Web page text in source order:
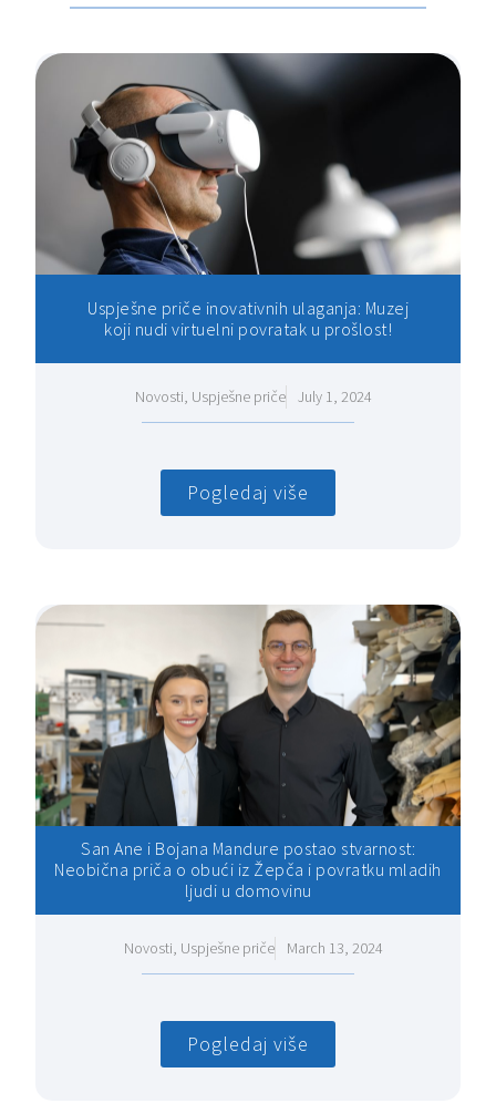
Uspješne priče inovativnih ulaganja: Muzej
koji nudi virtuelni povratak u prošlost!
Novosti, Uspješne priče July 1, 2024
Pogledaj više
San Ane i Bojana Mandure postao stvarnost:
Neobična priča o obući iz Žepča i povratku mladih
ljudi u domovinu
Novosti, Uspješne priče March 13, 2024
Pogledaj više